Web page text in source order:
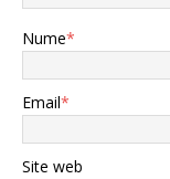
Nume*
Email*
Site web